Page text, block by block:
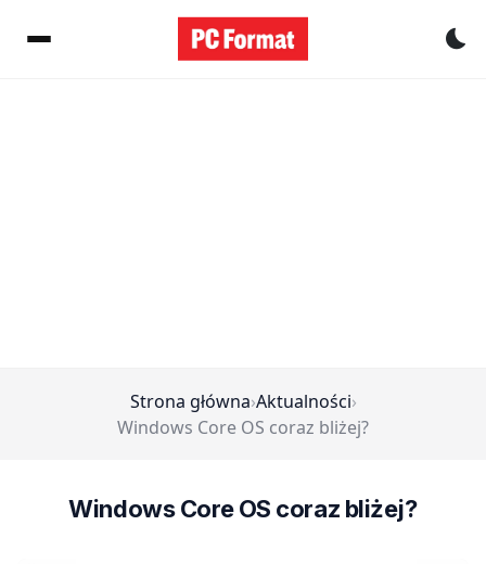
Strona główna›Aktualności›
Windows Core OS coraz bliżej?
Windows Core OS coraz bliżej?